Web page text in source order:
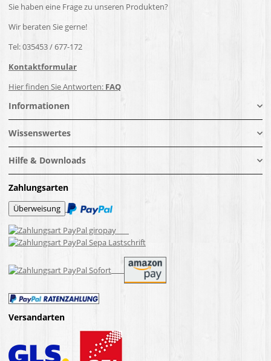
Sie haben eine Frage zu unseren Produkten?
Wir beraten Sie gerne!
Tel: 035453 / 677-172
Kontaktformular
Hier finden Sie Antworten: FAQ
Informationen
Wissenswertes
Hilfe & Downloads
Zahlungsarten
Versandarten